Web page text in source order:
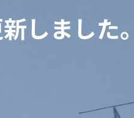
しました。